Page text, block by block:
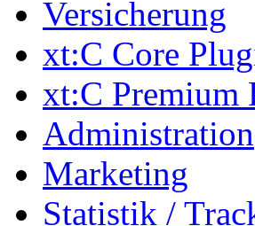
Versicherung
xt:C Core
xt:C Premium
Administration
Marketing
Statistik /